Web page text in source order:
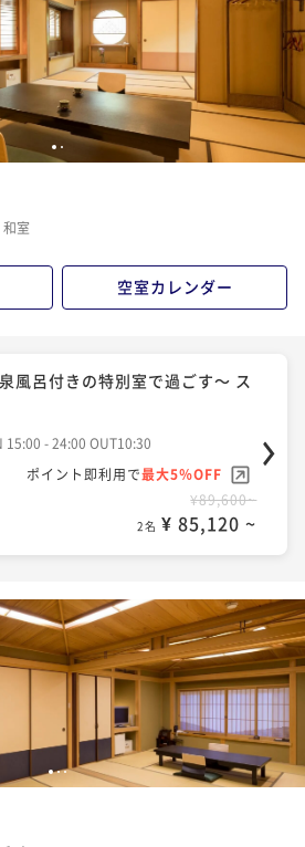
1 2
和室
空室カレンダー
風呂付きの特別室で過ごす～ ス
15:00 - 24:00 OUT10:30
ポイント即利用で最大5％OFF
¥89,600~
2名 ¥ 85,120 ~
123